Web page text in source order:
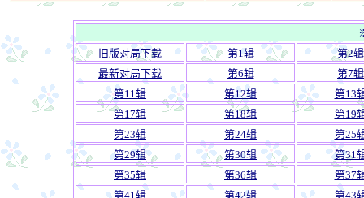
※
旧版对局下载
第1辑
第2辑
最新对局下载
第6辑
第7辑
第11辑
第12辑
第13
第17辑
第18辑
第19
第23辑
第24辑
第25
第29辑
第30辑
第31
第35辑
第36辑
第37
第41辑
第42辑
第43